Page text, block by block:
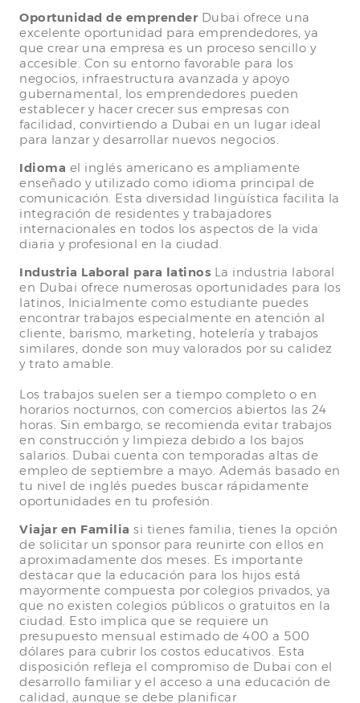
Oportunidad de emprender Dubai ofrece una
excelente oportunidad para emprendedores, ya
que crear una empresa es un proceso sencillo y
accesible. Con su entorno favorable para los
negocios, infraestructura avanzada y apoyo
gubernamental, los emprendedores pueden
establecer y hacer crecer sus empresas con
facilidad, convirtiendo a Dubai en un lugar ideal
para lanzar y desarrollar nuevos negocios.
Idioma el inglés americano es ampliamente
enseñado y utilizado como idioma principal de
comunicación. Esta diversidad lingüística facilita la
integración de residentes y trabajadores
internacionales en todos los aspectos de la vida
diaria y profesional en la ciudad.
Industria Laboral para latinos La industria laboral
en Dubai ofrece numerosas oportunidades para los
latinos, Inicialmente como estudiante puedes
encontrar trabajos especialmente en atención al
cliente, barismo, marketing, hotelería y trabajos
similares, donde son muy valorados por su calidez
y trato amable.
Los trabajos suelen ser a tiempo completo o en
horarios nocturnos, con comercios abiertos las 24
horas. Sin embargo, se recomienda evitar trabajos
en construcción y limpieza debido a los bajos
salarios. Dubai cuenta con temporadas altas de
empleo de septiembre a mayo. Además basado en
tu nivel de inglés puedes buscar rápidamente
oportunidades en tu profesión.
Viajar en Familia si tienes familia, tienes la opción
de solicitar un sponsor para reunirte con ellos en
aproximadamente dos meses. Es importante
destacar que la educación para los hijos está
mayormente compuesta por colegios privados, ya
que no existen colegios públicos o gratuitos en la
ciudad. Esto implica que se requiere un
presupuesto mensual estimado de 400 a 500
dólares para cubrir los costos educativos. Esta
disposición refleja el compromiso de Dubai con el
desarrollo familiar y el acceso a una educación de
calidad, aunque se debe planificar